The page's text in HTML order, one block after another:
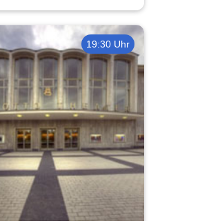
19:30 Uhr